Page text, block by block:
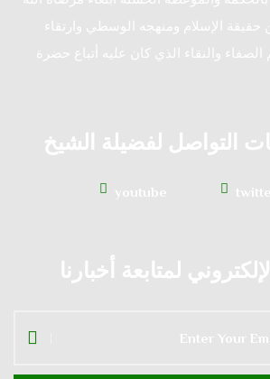
حقيقة الإسلام ومنهجه الوسطي وارتقاء
الصفاء والنقاء الذي كان عليه أتباع حضرة
التواصل لفضيلة الشيخ
youtube
لمتابعة أخبارنا